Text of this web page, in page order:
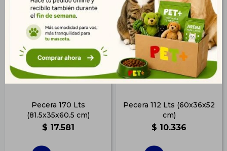
Pecera 170 Lts
(81.5x35x60.5 cm)
$ 17.581
Pecera 112 Lts (60x36x52
cm)
$ 10.336